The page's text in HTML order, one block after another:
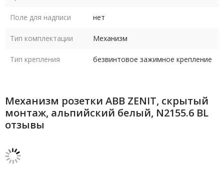
Поле для надписи нет
Тип комплектации Механизм
Тип крепления безвинтовое зажимное крепление
Механизм розетки ABB ZENIT, скрытый
монтаж, альпийский белый, N2155.6 BL
отзывы